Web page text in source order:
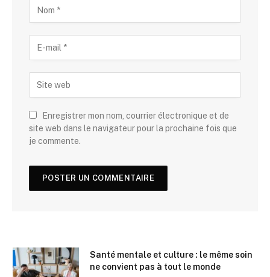
Enregistrer mon nom, courrier électronique et de
site web dans le navigateur pour la prochaine fois que
je commente.
Santé mentale et culture : le même soin
ne convient pas à tout le monde